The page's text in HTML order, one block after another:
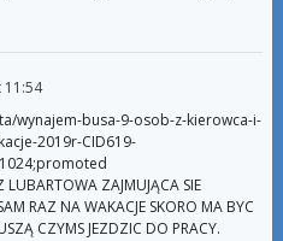
11:54
wynajem-busa-9-osob-z-kierowca-i-
2019r-CID619-
ZAJMUJĄCA SIE
RAZ NA WAKACJE SKORO MA BYC
CZYMS JEZDZIC DO PRACY.